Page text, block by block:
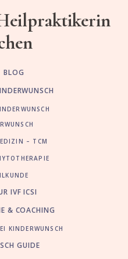
BLOG
– TCM
IVF ICSI
& COACHING
KINDERWUNSCH
GUIDE